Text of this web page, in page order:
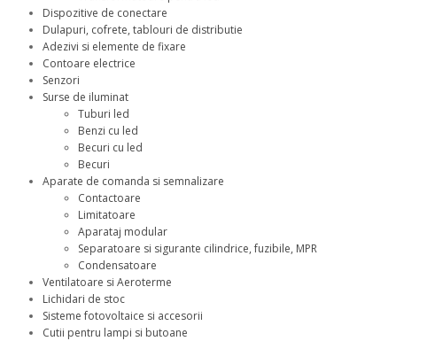
Dispozitive de conectare
Dulapuri, cofrete, tablouri de distributie
Adezivi si elemente de fixare
Contoare electrice
Senzori
Surse de iluminat
Tuburi led
Benzi cu led
Becuri cu led
Becuri
Aparate de comanda si semnalizare
Contactoare
Limitatoare
Aparataj modular
Separatoare si sigurante cilindrice, fuzibile, MPR
Condensatoare
Ventilatoare si Aeroterme
Lichidari de stoc
Sisteme fotovoltaice si accesorii
Cutii pentru lampi si butoane